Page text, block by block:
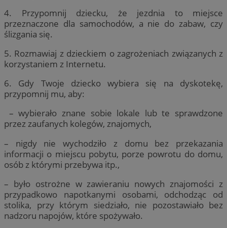
4. Przypomnij dziecku, że jezdnia to miejsce
przeznaczone dla samochodów, a nie do zabaw, czy
ślizgania się.
5. Rozmawiaj z dzieckiem o zagrożeniach związanych z
korzystaniem z Internetu.
6. Gdy Twoje dziecko wybiera się na dyskotekę,
przypomnij mu, aby:
– wybierało znane sobie lokale lub te sprawdzone
przez zaufanych kolegów, znajomych,
– nigdy nie wychodziło z domu bez przekazania
informacji o miejscu pobytu, porze powrotu do domu,
osób z którymi przebywa itp.,
– było ostrożne w zawieraniu nowych znajomości z
przypadkowo napotkanymi osobami, odchodząc od
stolika, przy którym siedziało, nie pozostawiało bez
nadzoru napojów, które spożywało.